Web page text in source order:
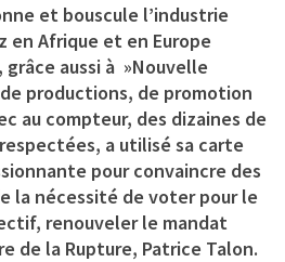
et bouscule l’industrie
en Afrique et en Europe
aussi à »Nouvelle
productions, de promotion
au compteur, des dizaines de
a utilisé sa carte
pour convaincre des
la nécessité de voter pour le
renouveler le mandat
de la Rupture, Patrice Talon.